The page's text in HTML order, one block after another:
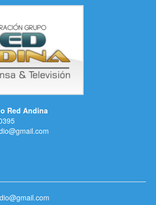
Red Andina